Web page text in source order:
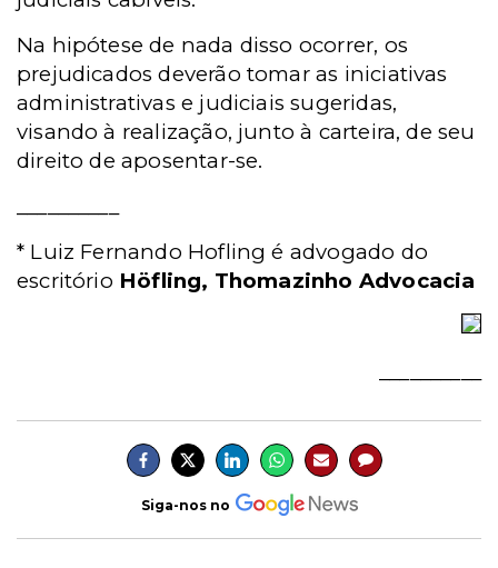
Na hipótese de nada disso ocorrer, os
prejudicados deverão tomar as iniciativas
administrativas e judiciais sugeridas,
visando à realização, junto à carteira, de seu
direito de aposentar-se.
* Luiz Fernando Hofling é advogado do
escritório Höfling, Thomazinho Advocacia
Siga-nos no